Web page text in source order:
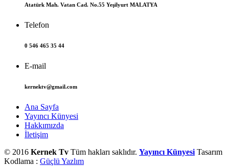
Atatürk Mah. Vatan Cad. No.55 Yeşilyurt MALATYA
Telefon
0 546 465 35 44
E-mail
kernektv@gmail.com
Ana Sayfa
Yayıncı Künyesi
Hakkımızda
İletişim
© 2016 Kernek Tv Tüm hakları saklıdır. Yayıncı Künyesi Tasarım
Kodlama : Güçlü Yazlım